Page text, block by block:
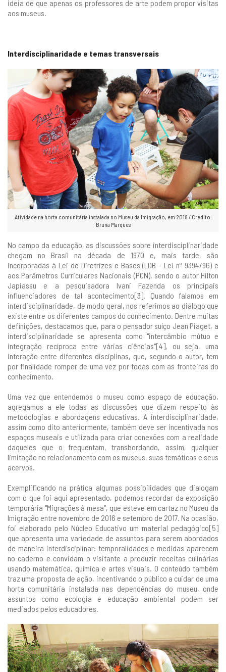
ideia de que apenas os professores de arte podem propor visitas
aos museus.
Interdisciplinaridade e temas transversais
Atividade na horta comunitária instalada no Museu da Imigração, em 2018 / Crédito:
Bruna Marques
No campo da educação, as discussões sobre interdisciplinaridade
chegam no Brasil na década de 1970 e, mais tarde, são
incorporadas à Lei de Diretrizes e Bases (LDB - Lei nº 9394/96) e
aos Parâmetros Curriculares Nacionais (PCN), sendo o autor Hilton
Japiassu e a pesquisadora Ivani Fazenda os principais
influenciadores de tal acontecimento[3]. Quando falamos em
interdisciplinaridade, de modo geral, nos referimos ao diálogo que
existe entre os diferentes campos do conhecimento. Dentre muitas
definições, destacamos que, para o pensador suíço Jean Piaget, a
interdisciplinaridade se apresenta como "intercâmbio mútuo e
integração recíproca entre várias ciências"[4], ou seja, uma
interação entre diferentes disciplinas, que, segundo o autor, tem
por finalidade romper de uma vez por todas com as fronteiras do
conhecimento.
Uma vez que entendemos o museu como espaço de educação,
agregamos a ele todas as discussões que dizem respeito às
metodologias e abordagens educativas. A interdisciplinaridade,
assim como dito anteriormente, também deve ser incentivada nos
espaços museais e utilizada para criar conexões com a realidade
daqueles que o frequentam, transbordando, assim, qualquer
limitação no relacionamento com os museus, suas temáticas e seus
acervos.
Exemplificando na prática algumas possibilidades que dialogam
com o que foi aqui apresentado, podemos recordar da exposição
temporária "Migrações à mesa", que esteve em cartaz no Museu da
Imigração entre novembro de 2016 e setembro de 2017. Na ocasião,
foi elaborado pelo Núcleo Educativo um material pedagógico[5]
que apresenta uma variedade de assuntos para serem abordados
de maneira interdisciplinar: temporalidades e medidas aparecem
no caderno e convidam o visitante a produzir receitas culinárias
usando matemática, química e artes visuais. O conteúdo também
traz uma proposta de ação, incentivando o público a cuidar de uma
horta comunitária instalada nas dependências do museu, onde
assuntos como ecologia e educação ambiental podem ser
mediados pelos educadores.